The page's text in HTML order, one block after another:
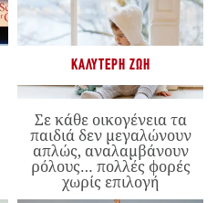
ΚΑΛΎΤΕΡΗ ΖΩΉ
Σε κάθε οικογένεια τα
παιδιά δεν μεγαλώνουν
απλώς, αναλαμβάνουν
ρόλους… πολλές φορές
χωρίς επιλογή